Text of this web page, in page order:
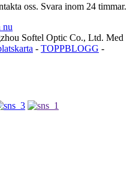
oss. Svara inom 24 timmar.
Softel Optic Co., Ltd. Med
- TOPPBLOGG -